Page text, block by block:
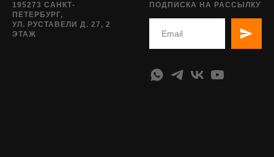
195273 САНКТ-
ПЕТЕРБУРГ,
УЛ. РУСТАВЕЛИ Д. 27, 2
ЭТАЖ
ПОДПИСКА НА РАССЫЛКУ